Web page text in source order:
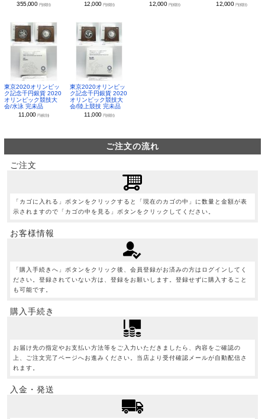
355,000 円(税別)
12,000 円(税別)
12,000 円(税別)
12,000 円(税別)
東京2020オリンピッ
ク記念千円銀貨 2020
オリンピック競技大
会/水泳 完未品
11,000円(税別)
東京2020オリンピッ
ク記念千円銀貨 2020
オリンピック競技大
会/陸上競技 完未品
11,000 円(税別)
ご注文の流れ
ご注文
「カゴに入れる」ボタンをクリックすると「現在のカゴの中」に数量と金額が表
示されますので「カゴの中を見る」ボタンをクリックしてください。
お客様情報
「購入手続きへ」ボタンをクリック後、会員登録がお済みの方はログインしてく
ださい。登録されていない方は、登録をお願いします。登録せずに購入すること
も可能です。
購入手続き
お届け先の指定やお支払い方法等をご入力いただきましたら、内容をご確認の
上、ご注文完了ページへお進みください。当店より受付確認メールが自動配信さ
れます。
入金・発送